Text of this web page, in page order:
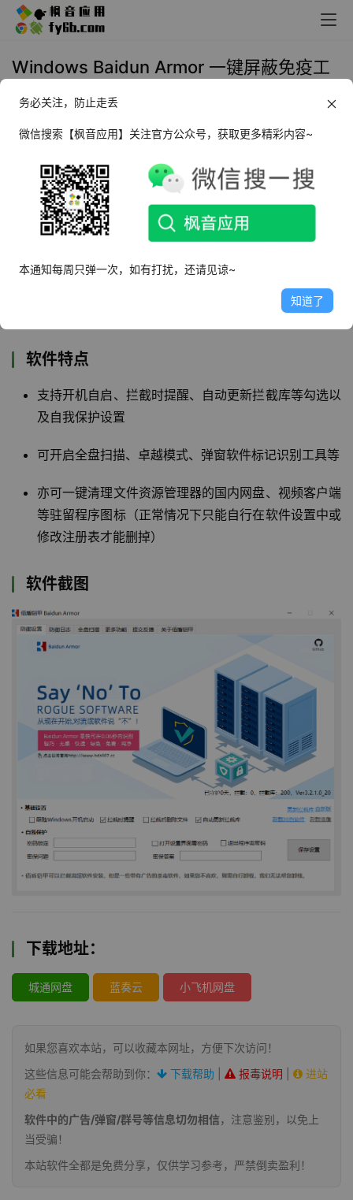
Windows Baidun Armor 一键屏蔽免疫工
2024年12月31日 13:49 系统防护 , 装机必备
软件介绍
Baidun Armor是一款免费无广用于拦截及屏蔽各种不受欢
迎程序的软件，例如某些下崽器、捆绑器、流氓软件安装器
等等。采用云端自动更新拦截库，可自动实时识别特定开发
厂商的软件并拦截潜在文件行为，或单独拦截某一特定程
软件特点
支持开机自启、拦截时提醒、自动更新拦截库等勾选以
及自我保护设置
可开启全盘扫描、卓越模式、弹窗软件标记识别工具等
亦可一键清理文件资源管理器的国内网盘、视频客户端
等驻留程序图标（正常情况下只能自行在软件设置中或
修改注册表才能删掉）
软件截图
下载地址：
城通网盘 蓝奏云 小飞机网盘
如果您喜欢本站，可以收藏本网址，方便下次访问！
这些信息可能会帮助到你：
下载帮助 报毒说明
进站
必看
软件中的广告/弹窗/群号等信息切勿相信，注意鉴别，以免上
当受骗！
本站软件全都是免费分享，仅供学习参考，严禁倒卖盈利！
务必关注，防止走丢
微信搜索【枫音应用】关注官方公众号，获取更多精彩内容~
本通知每周只弹一次，如有打扰，还请见谅~
知道了